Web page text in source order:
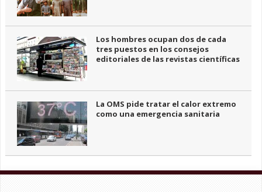
Los hombres ocupan dos de cada
tres puestos en los consejos
editoriales de las revistas científicas
La OMS pide tratar el calor extremo
como una emergencia sanitaria